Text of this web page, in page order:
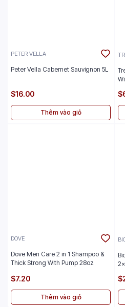
PETER VELLA
Peter Vella Cabernet Sauvignon 5L
$16.00
Thêm vào giỏ
DOVE
Dove Men Care 2 in 1 Shampoo &
Thick Strong With Pump 28oz
$7.20
Thêm vào giỏ